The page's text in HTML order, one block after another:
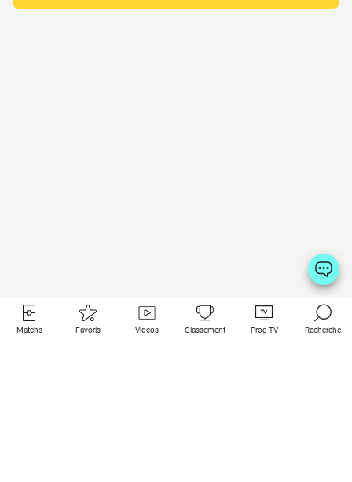
Matchs Favoris Vidéos Classement Prog TV Recherche